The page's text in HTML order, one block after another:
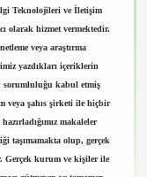
Teknolojileri ve İletişim
olarak hizmet vermektedir.
veya araştırma
yazdıkları içeriklerin
sorumluluğu kabul etmiş
veya şahıs şirketi ile hiçbir
makaleler
taşımamakta olup, gerçek
Gerçek kurum ve kişiler ile